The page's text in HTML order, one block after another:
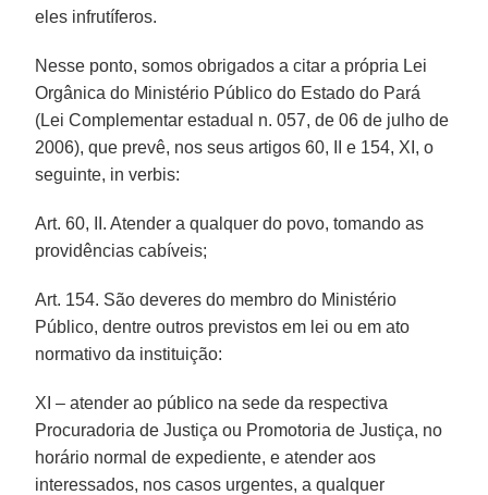
eles infrutíferos.
Nesse ponto, somos obrigados a citar a própria Lei
Orgânica do Ministério Público do Estado do Pará
(Lei Complementar estadual n. 057, de 06 de julho de
2006), que prevê, nos seus artigos 60, II e 154, XI, o
seguinte, in verbis:
Art. 60, II. Atender a qualquer do povo, tomando as
providências cabíveis;
Art. 154. São deveres do membro do Ministério
Público, dentre outros previstos em lei ou em ato
normativo da instituição:
XI – atender ao público na sede da respectiva
Procuradoria de Justiça ou Promotoria de Justiça, no
horário normal de expediente, e atender aos
interessados, nos casos urgentes, a qualquer